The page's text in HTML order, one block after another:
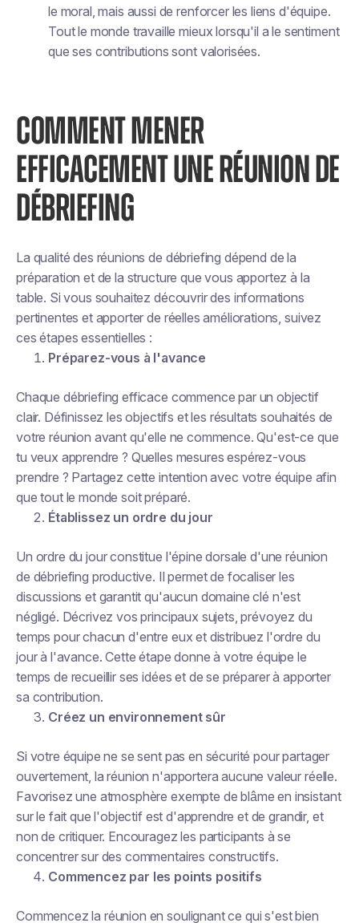
le moral, mais aussi de renforcer les liens d'équipe.
Tout le monde travaille mieux lorsqu'il a le sentiment
que ses contributions sont valorisées.
COMMENT MENER
EFFICACEMENT UNE RÉUNION DE
DÉBRIEFING
La qualité des réunions de débriefing dépend de la
préparation et de la structure que vous apportez à la
table. Si vous souhaitez découvrir des informations
pertinentes et apporter de réelles améliorations, suivez
ces étapes essentielles :
Préparez-vous à l'avance
Chaque débriefing efficace commence par un objectif
clair. Définissez les objectifs et les résultats souhaités de
votre réunion avant qu'elle ne commence. Qu'est-ce que
tu veux apprendre ? Quelles mesures espérez-vous
prendre ? Partagez cette intention avec votre équipe afin
que tout le monde soit préparé.
Établissez un ordre du jour
Un ordre du jour constitue l'épine dorsale d'une réunion
de débriefing productive. Il permet de focaliser les
discussions et garantit qu'aucun domaine clé n'est
négligé. Décrivez vos principaux sujets, prévoyez du
temps pour chacun d'entre eux et distribuez l'ordre du
jour à l'avance. Cette étape donne à votre équipe le
temps de recueillir ses idées et de se préparer à apporter
sa contribution.
Créez un environnement sûr
Si votre équipe ne se sent pas en sécurité pour partager
ouvertement, la réunion n'apportera aucune valeur réelle.
Favorisez une atmosphère exempte de blâme en insistant
sur le fait que l'objectif est d'apprendre et de grandir, et
non de critiquer. Encouragez les participants à se
concentrer sur des commentaires constructifs.
Commencez par les points positifs
Commencez la réunion en soulignant ce qui s'est bien